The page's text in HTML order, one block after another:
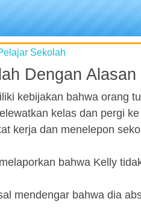
Sekolah
Dengan Alasan
kebijakan bahwa orang
kelas dan pergi
kerja dan menelepon
bahwa Kelly
mendengar bahwa dia